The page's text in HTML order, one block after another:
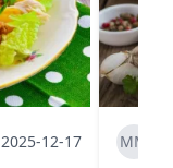
2025-12-17 ММ